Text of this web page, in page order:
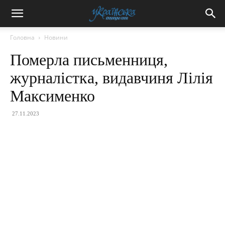
Головна Новини
Померла письменниця,
журналістка, видавчиня Лілія
Максименко
27.11.2023